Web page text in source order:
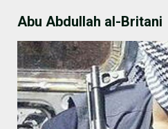
Abu Abdullah al-Britani